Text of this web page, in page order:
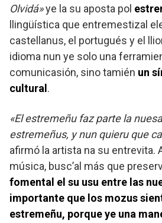
Olvidá»ye la su aposta pol
llingüística que entremestizal
castellanus, el portugués y el
idioma nun ye solo una
comunicasión, sino tamién un
cultural .
«El estremeñu faz parte la
estremeñus, y nun quieru que
afirmó la artista na su entrevita.
música, busc’al más que
fomental el su usu entre las
importante que los mozus
estremeñu, porque ye una